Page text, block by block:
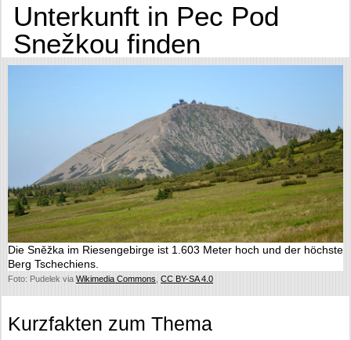
Unterkunft in Pec Pod
Snežkou finden
Die Sněžka im Riesengebirge ist 1.603 Meter hoch und der höchste
Berg Tschechiens.
Foto: Pudelek via Wikimedia Commons CC BY-SA 4.0
Kurzfakten zum Thema